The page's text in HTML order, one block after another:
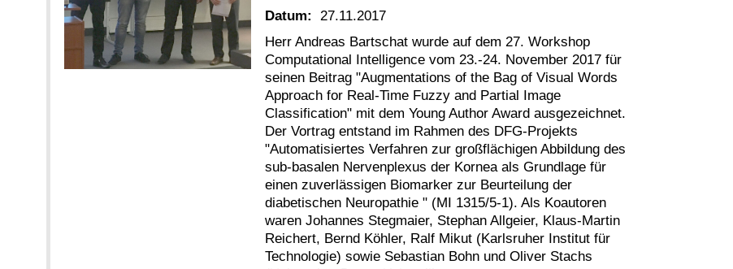
Datum:
27.11.2017
Herr Andreas Bartschat wurde auf dem 27. Workshop
Computational Intelligence vom 23.-24. November 2017 für
seinen Beitrag "Augmentations of the Bag of Visual Words
Approach for Real-Time Fuzzy and Partial Image
Classification" mit dem Young Author Award ausgezeichnet.
Der Vortrag entstand im Rahmen des DFG-Projekts
"Automatisiertes Verfahren zur großflächigen Abbildung des
sub-basalen Nervenplexus der Kornea als Grundlage für
einen zuverlässigen Biomarker zur Beurteilung der
diabetischen Neuropathie " (MI 1315/5-1). Als Koautoren
waren Johannes Stegmaier, Stephan Allgeier, Klaus-Martin
Reichert, Bernd Köhler, Ralf Mikut (Karlsruher Institut für
Technologie) sowie Sebastian Bohn und Oliver Stachs